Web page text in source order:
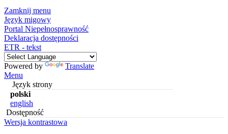
Zamknij menu
Język migowy
Portal Niepełnosprawność
Deklaracja dostępności
ETR - tekst
Powered by
Translate
Menu
Język strony
polski
english
Dostępność
Wersja kontrastowa